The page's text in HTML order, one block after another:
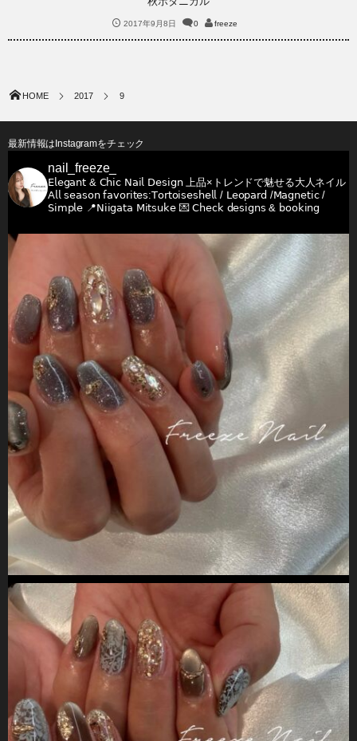
2017年9月8日 0 freeze
HOME 2017 9
最新情報はInstagramをチェック
nail_freeze_
𝖤𝗅𝖾𝗀𝖺𝗇𝗍 & 𝖢𝗁𝗂𝖼 𝖭𝖺𝗂𝗅 𝖣𝖾𝗌𝗂𝗀𝗇上品×トレンドで魅せる大人ネイル
𝖠𝗅𝗅 𝗌𝖾𝖺𝗌𝗈𝗇 𝖿𝖺𝗏𝗈𝗋𝗂𝗍𝖾𝗌:𝖳𝗈𝗋𝗍𝗈𝗂𝗌𝖾𝗌𝗁𝖾𝗅𝗅 / 𝖫𝖾𝗈𝗉𝖺𝗋𝖽 /𝖬𝖺𝗀𝗇𝖾𝗍𝗂𝖼 /
𝖲𝗂𝗆𝗉𝗅𝖾 📍𝖭𝗂𝗂𝗀𝖺𝗍𝖺 𝖬𝗂𝗍𝗌𝗎𝗄𝖾💌 𝖢𝗁𝖾𝖼𝗄 𝖽𝖾𝗌𝗂𝗀𝗇𝗌 & 𝖻𝗈𝗈𝗄𝗂𝗇𝗀